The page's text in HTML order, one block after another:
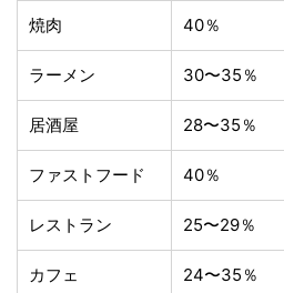
焼肉 40％
ラーメン 30〜35％
居酒屋 28〜35％
ファストフード 40％
レストラン 25〜29％
カフェ 24〜35％